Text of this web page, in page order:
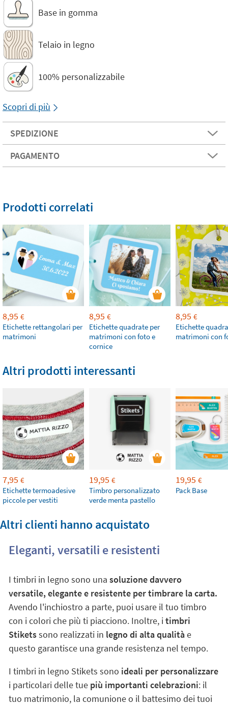
Base in gomma
Telaio in legno
100% personalizzabile
Scopri di più
SPEDIZIONE
PAGAMENTO
Prodotti correlati
8,95 €
Etichette rettangolari per
matrimoni
8,95 €
Etichette quadrate per
matrimoni con foto e
cornice
8,95 €
Etichette
matrimoni con
Altri prodotti interessanti
7,95 €
Etichette termoadesive
piccole per vestiti
19,95 €
Timbro personalizzato
verde menta pastello
19,95 €
Pack Base
Altri clienti hanno acquistato
Eleganti, versatili e resistenti
I timbri in legno sono una soluzione davvero
versatile, elegante e resistente per timbrare la carta.
Avendo l'inchiostro a parte, puoi usare il tuo timbro
con i colori che più ti piacciono. Inoltre, itimbri
Stiketssono realizzati in legno di alta qualitàe
questo garantisce una grande resistenza nel tempo.
I timbri in legno Stikets sono ideali per personalizzare
i particolari delle tue più importanti celebrazioni: il
tuo matrimonio, la comunione o il battesimo dei tuoi